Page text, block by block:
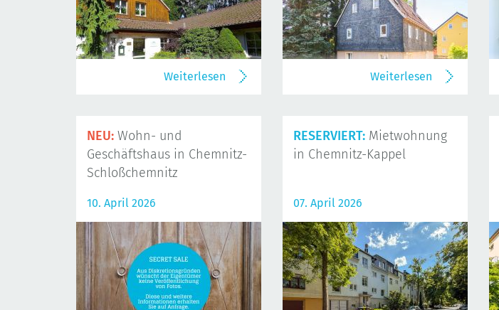
Weiterlesen Weiterlesen
NEU: Wohn- und
Geschäftshaus in Chemnitz-
Schloßchemnitz
10. April 2026
RESERVIERT: Mietwohnung
in Chemnitz-Kappel
07. April 2026